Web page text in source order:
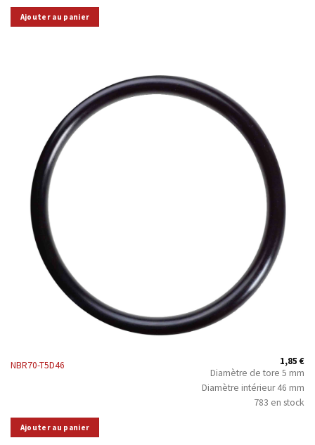
Ajouter au panier
NBR70-T5D46 1,85€
Diamètre de tore 5 mm
Diamètre intérieur 46 mm
783 en stock
Ajouter au panier